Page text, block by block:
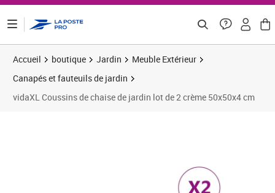
Accueil boutique Jardin
Meuble Extérieur
Canapés et fauteuils de jardin
vidaXL Coussins de chaise de jardin lot de 2 crème 50x50x4 cm